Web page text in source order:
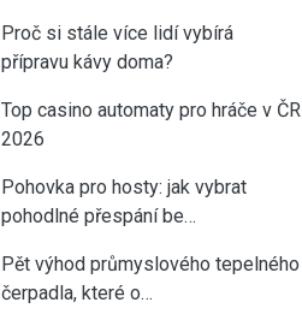
Proč si stále více lidí vybírá
přípravu kávy doma?
Top casino automaty pro hráče v ČR
2026
Pohovka pro hosty: jak vybrat
pohodlné přespání be…
Pět výhod průmyslového tepelného
čerpadla, které o…